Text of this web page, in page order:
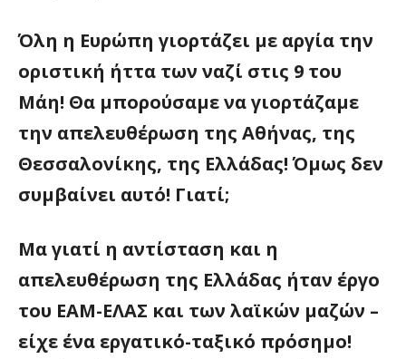
Όλη η Ευρώπη γιορτάζει με αργία την
οριστική ήττα των ναζί στις 9 του
Μάη! Θα μπορούσαμε να γιορτάζαμε
την απελευθέρωση της Αθήνας, της
Θεσσαλονίκης, της Ελλάδας! Όμως δεν
συμβαίνει αυτό! Γιατί;
Μα γιατί η αντίσταση και η
απελευθέρωση της Ελλάδας ήταν έργο
του ΕΑΜ-ΕΛΑΣ και των λαϊκών μαζών –
είχε ένα εργατικό-ταξικό πρόσημο!